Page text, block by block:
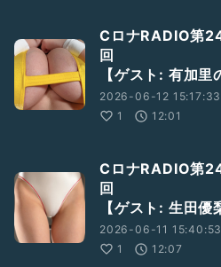
CロナRADIO第
【ゲスト: 有加
2026-06-12 15:17:33
1
12:01
CロナRADIO第
【ゲスト: 生田
2026-06-11 15:40:53
1
12:07